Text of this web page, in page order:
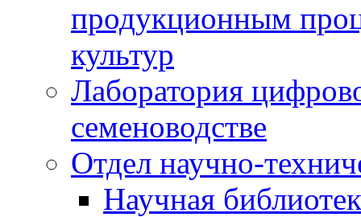
продукционным
культур
Лаборатория
семеноводстве
Отдел научно-
Научная